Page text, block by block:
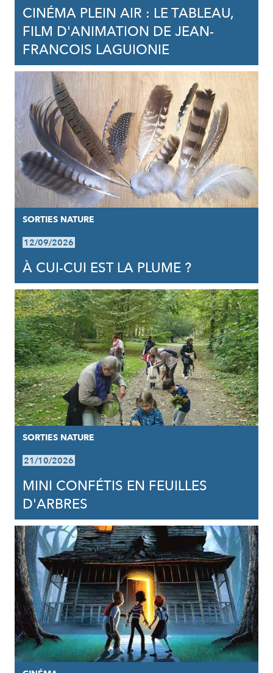
CINÉMA PLEIN AIR : LE TABLEAU,
FILM D'ANIMATION DE JEAN-
FRANCOIS LAGUIONIE
SORTIES NATURE
12/09/2026
À CUI-CUI EST LA PLUME ?
SORTIES NATURE
21/10/2026
MINI CONFÉTIS EN FEUILLES
D'ARBRES